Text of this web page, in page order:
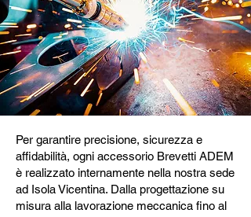
Per garantire precisione, sicurezza e
affidabilità, ogni accessorio Brevetti ADEM
è realizzato internamente nella nostra sede
ad Isola Vicentina. Dalla progettazione su
misura alla lavorazione meccanica fino al